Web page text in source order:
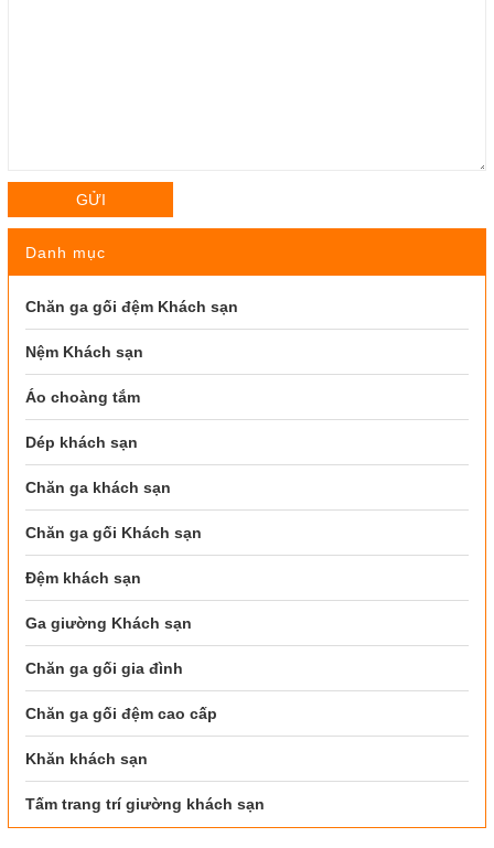
GỬI
Danh mục
Chăn ga gối đệm Khách sạn
Nệm Khách sạn
Áo choàng tắm
Dép khách sạn
Chăn ga khách sạn
Chăn ga gối Khách sạn
Đệm khách sạn
Ga giường Khách sạn
Chăn ga gối gia đình
Chăn ga gối đệm cao cấp
Khăn khách sạn
Tấm trang trí giường khách sạn